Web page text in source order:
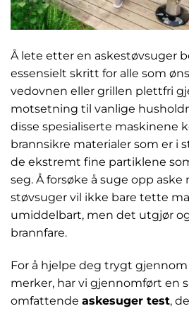
Å lete etter en askestøvsuger
essensielt skritt for alle som
vedovnen eller grillen plettfri
motsetning til vanlige
disse spesialiserte maskinene
brannsikre materialer som er i
de ekstremt fine partiklene
seg. Å forsøke å suge opp aske
støvsuger vil ikke bare tette
umiddelbart, men det utgjør
brannfare.
For å hjelpe deg trygt
merker, har vi gjennomført en
omfattende askesuger test,